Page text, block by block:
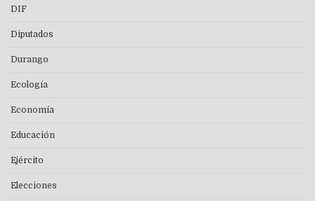
DIF
Diputados
Durango
Ecología
Economía
Educación
Ejército
Elecciones